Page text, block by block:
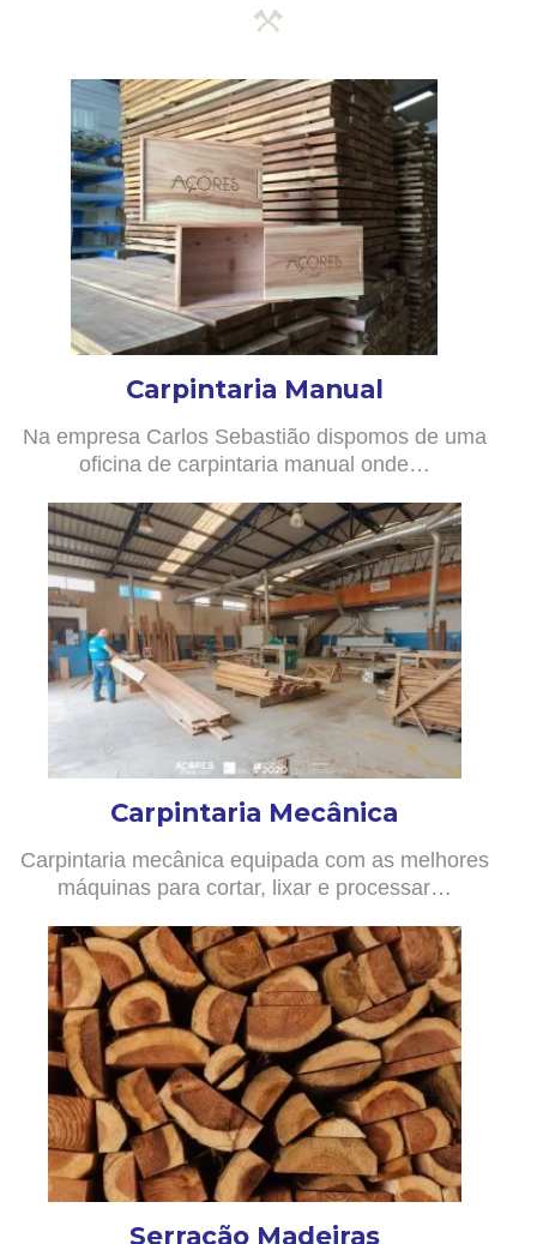
Carpintaria Manual
Na empresa Carlos Sebastião dispomos de uma
oficina de carpintaria manual onde…
Carpintaria Mecânica
Carpintaria mecânica equipada com as melhores
máquinas para cortar, lixar e processar…
Serração Madeiras